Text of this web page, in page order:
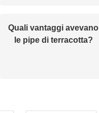
Quali vantaggi avevano
le pipe di terracotta?